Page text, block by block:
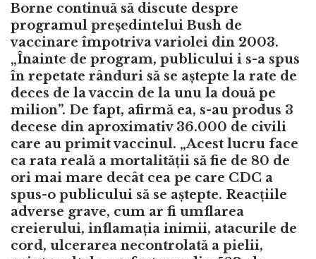
Borne continuă să discute despre
programul președintelui Bush de
vaccinare împotriva variolei din 2003.
„Înainte de program, publicului i s-a spus
în repetate rânduri să se aștepte la rate de
deces de la vaccin de la unu la două pe
milion”. De fapt, afirmă ea, s-au produs 3
decese din aproximativ 36.000 de civili
care au primit vaccinul. „Acest lucru face
ca rata reală a mortalității să fie de 80 de
ori mai mare decât cea pe care CDC a
spus-o publicului să se aștepte. Reacțiile
adverse grave, cum ar fi umflarea
creierului, inflamația inimii, atacurile de
cord, ulcerarea necontrolată a pielii,